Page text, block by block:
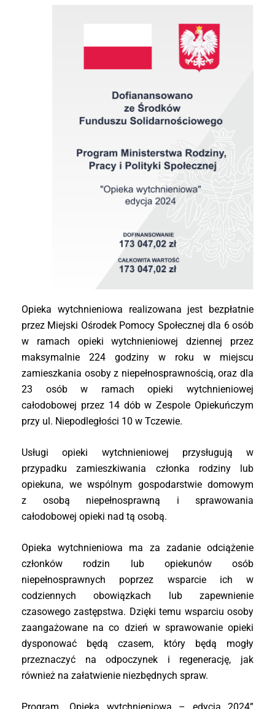
Opieka wytchnieniowa realizowana jest bezpłatnie
przez Miejski Ośrodek Pomocy Społecznej dla 6 osób
w ramach opieki wytchnieniowej dziennej przez
maksymalnie 224 godziny w roku w miejscu
zamieszkania osoby z niepełnosprawnością, oraz dla
23 osób w ramach opieki wytchnieniowej
całodobowej przez 14 dób w Zespole Opiekuńczym
przy ul. Niepodległości 10 w Tczewie.
Usługi opieki wytchnieniowej przysługują w
przypadku zamieszkiwania członka rodziny lub
opiekuna, we wspólnym gospodarstwie domowym
z osobą niepełnosprawną i sprawowania
całodobowej opieki nad tą osobą.
Opieka wytchnieniowa ma za zadanie odciążenie
członków rodzin lub opiekunów osób
niepełnosprawnych poprzez wsparcie ich w
codziennych obowiązkach lub zapewnienie
czasowego zastępstwa. Dzięki temu wsparciu osoby
zaangażowane na co dzień w sprawowanie opieki
dysponować będą czasem, który będą mogły
przeznaczyć na odpoczynek i regenerację, jak
również na załatwienie niezbędnych spraw.